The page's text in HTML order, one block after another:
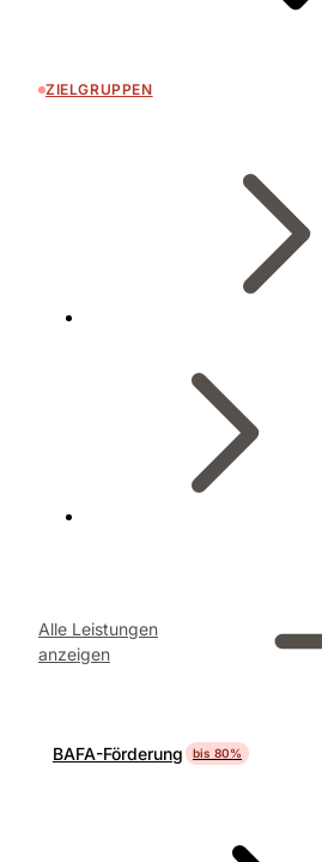
ZIELGRUPPEN
Alle Leistungen
anzeigen
BAFA-Förderung bis 80%